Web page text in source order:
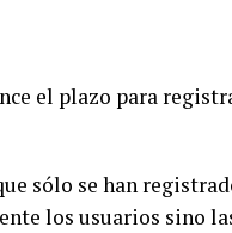
el plazo para
sólo se han
los usuarios sino